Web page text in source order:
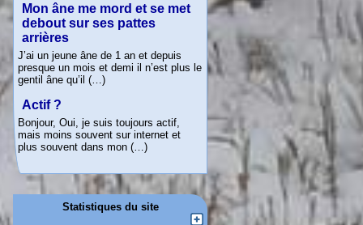
Mon âne me mord et se met
debout sur ses pattes
arrières
J’ai un jeune âne de 1 an et depuis
presque un mois et demi il n’est plus le
gentil âne qu’il (…)
Actif ?
Bonjour, Oui, je suis toujours actif,
mais moins souvent sur internet et
plus souvent dans mon (…)
Statistiques du site